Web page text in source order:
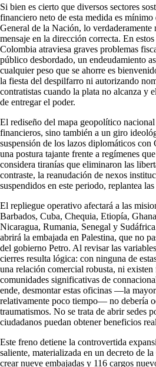
Si bien es cierto que diversos sectores
financiero neto de esta medida es mínimo
General de la Nación, lo verdaderamente
mensaje en la dirección correcta. En
Colombia atraviesa graves problemas
público desbordado, un endeudamiento
cualquier peso que se ahorre es
la fiesta del despilfarro ni autorizando
contratistas cuando la plata no alcanza y
de entregar el poder.
El rediseño del mapa geopolítico
financieros, sino también a un giro
suspensión de los lazos diplomáticos con
una postura tajante frente a regímenes
considera tiranías que eliminaron las
contraste, la reanudación de nexos
suspendidos en este periodo, replantea
El repliegue operativo afectará a las
Barbados, Cuba, Chequia, Etiopía,
Nicaragua, Rumania, Senegal y
abrirá la embajada en Palestina, que no
del gobierno Petro. Al revisar las
cierres resulta lógica: con ninguna de
una relación comercial robusta, ni
comunidades significativas de
ende, desmontar estas oficinas —la
relativamente poco tiempo— no debería
traumatismos. No se trata de abrir sedes
ciudadanos puedan obtener beneficios
Este freno detiene la controvertida
saliente, materializada en un decreto de
crear nueve embajadas y 116 cargos